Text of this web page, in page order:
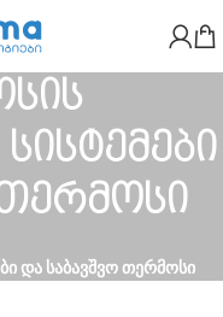
და საბავშვო თერმოსი